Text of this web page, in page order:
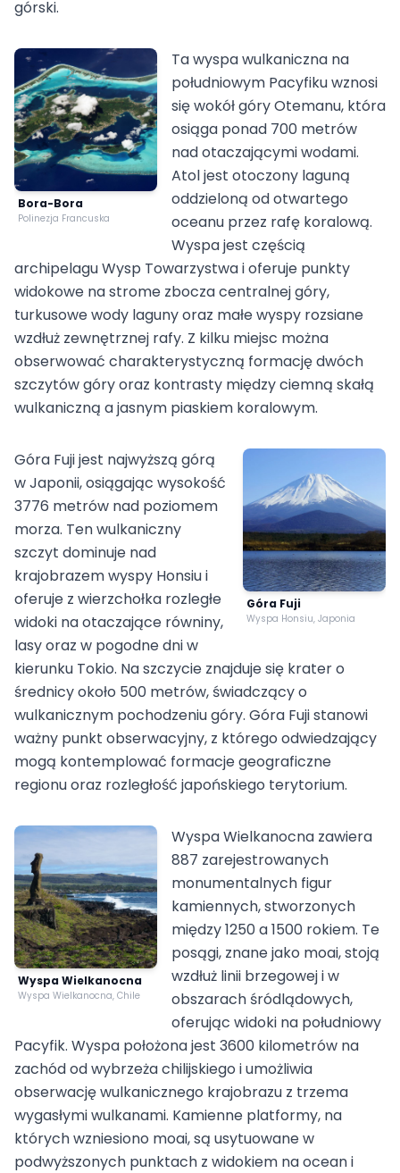
górski.
Bora-Bora
Polinezja Francuska
Ta wyspa wulkaniczna na
południowym Pacyfiku wznosi
się wokół góry Otemanu, która
osiąga ponad 700 metrów
nad otaczającymi wodami.
Atol jest otoczony laguną
oddzieloną od otwartego
oceanu przez rafę koralową.
Wyspa jest częścią
archipelagu Wysp Towarzystwa i oferuje punkty
widokowe na strome zbocza centralnej góry,
turkusowe wody laguny oraz małe wyspy rozsiane
wzdłuż zewnętrznej rafy. Z kilku miejsc można
obserwować charakterystyczną formację dwóch
szczytów góry oraz kontrasty między ciemną skałą
wulkaniczną a jasnym piaskiem koralowym.
Góra Fuji
Wyspa Honsiu, Japonia
Góra Fuji jest najwyższą górą
w Japonii, osiągając wysokość
3776 metrów nad poziomem
morza. Ten wulkaniczny
szczyt dominuje nad
krajobrazem wyspy Honsiu i
oferuje z wierzchołka rozległe
widoki na otaczające równiny,
lasy oraz w pogodne dni w
kierunku Tokio. Na szczycie znajduje się krater o
średnicy około 500 metrów, świadczący o
wulkanicznym pochodzeniu góry. Góra Fuji stanowi
ważny punkt obserwacyjny, z którego odwiedzający
mogą kontemplować formacje geograficzne
regionu oraz rozległość japońskiego terytorium.
Wyspa Wielkanocna
Wyspa Wielkanocna, Chile
Wyspa Wielkanocna zawiera
887 zarejestrowanych
monumentalnych figur
kamiennych, stworzonych
między 1250 a 1500 rokiem. Te
posągi, znane jako moai, stoją
wzdłuż linii brzegowej i w
obszarach śródlądowych,
oferując widoki na południowy
Pacyfik. Wyspa położona jest 3600 kilometrów na
zachód od wybrzeża chilijskiego i umożliwia
obserwację wulkanicznego krajobrazu z trzema
wygasłymi wulkanami. Kamienne platformy, na
których wzniesiono moai, są usytuowane w
podwyższonych punktach z widokiem na ocean i